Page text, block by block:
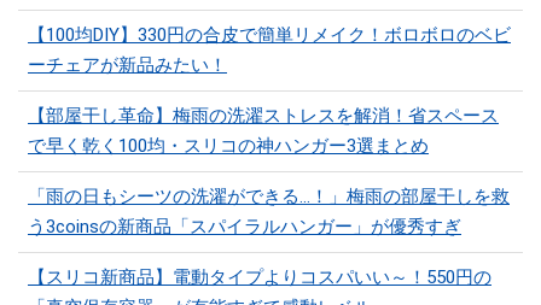
【100均DIY】330円の合皮で簡単リメイク！ボロボロのベビ
ーチェアが新品みたい！
【部屋干し革命】梅雨の洗濯ストレスを解消！省スペース
で早く乾く100均・スリコの神ハンガー3選まとめ
「雨の日もシーツの洗濯ができる…！」梅雨の部屋干しを救
う3coinsの新商品「スパイラルハンガー」が優秀すぎ
【スリコ新商品】電動タイプよりコスパいい～！550円の